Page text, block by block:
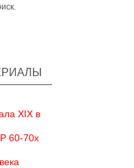
XIX в
60-70х